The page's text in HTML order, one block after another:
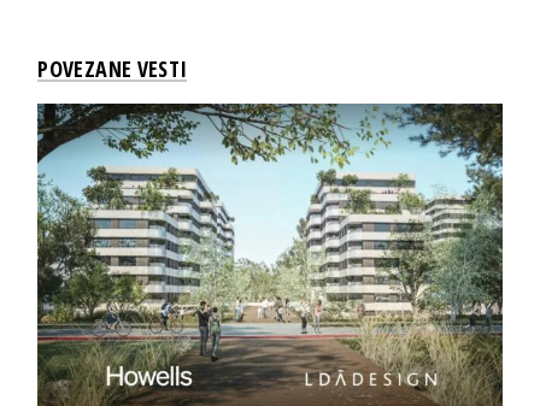
POVEZANE VESTI